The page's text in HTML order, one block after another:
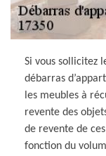
Si vous sollicitez
débarras
les meubles à
revente des
de revente de
fonction du